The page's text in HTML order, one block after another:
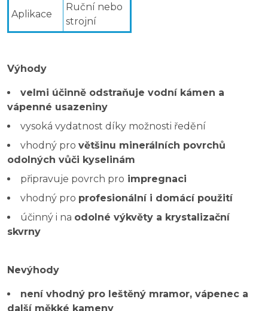
Aplikace
Ruční nebo
strojní
Výhody
velmi účinně odstraňuje vodní kámen a
vápenné usazeniny
vysoká vydatnost díky možnosti ředění
vhodný pro většinu minerálních povrchů
odolných vůči kyselinám
připravuje povrch pro impregnaci
vhodný pro profesionální i domácí použití
účinný i na odolné výkvěty a krystalizační
skvrny
Nevýhody
není vhodný pro leštěný mramor, vápenec a
další měkké kameny